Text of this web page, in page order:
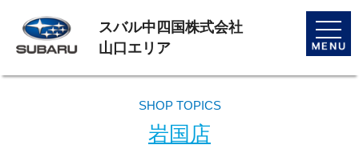
toggle
スバル中四国株式会社
山口エリア
SHOP TOPICS
岩国店